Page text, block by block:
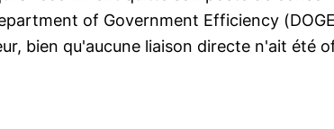
of Government Efficiency
bien qu'aucune liaison directe n'ait été